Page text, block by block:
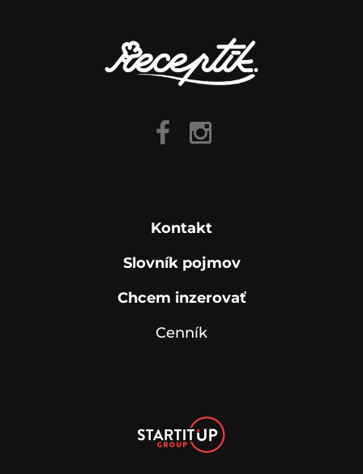
Kontakt
Slovník pojmov
Chcem inzerovať
Cenník